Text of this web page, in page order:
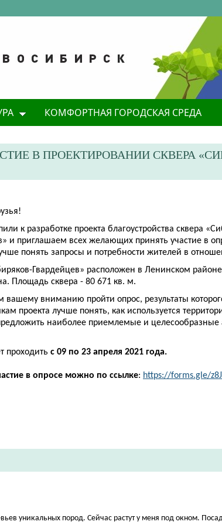
КОМФОРТНАЯ ГОРОДСКАЯ СРЕДА
В ПРОЕКТИРОВАНИИ СКВЕРА
к разработке проекта благоустройства сквера
» и приглашаем всех желающих принять участие в
понять запросы и потребности жителей в
Гвардейцев» расположен в Ленинском районе
Площадь сквера - 80 671 кв. м.
вашему вниманию пройти опрос, результаты
проекта лучше понять, как используется
наиболее приемлемые и целесообразные
проходить с 09 по 23 апреля 2021 года.
в опросе можно по ссылке: https://forms.gle/
уникальных пород. Сейчас растут у меня под окном.